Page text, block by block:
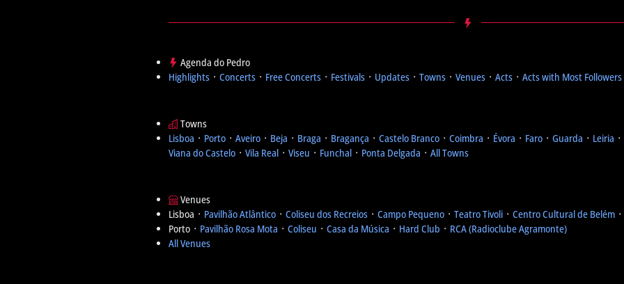
Agenda do Pedro
Highlights ᛫ Concerts ᛫ Free Concerts ᛫ Festivals ᛫ Updates ᛫ Towns ᛫ Venues ᛫ Acts ᛫ Acts with Most Followers
Towns
Lisboa ᛫ Porto ᛫ Aveiro ᛫ Beja ᛫ Braga ᛫ Bragança ᛫ Castelo Branco ᛫ Coimbra ᛫ Évora ᛫ Faro ᛫ Guarda ᛫ Leiria ᛫
Viana do Castelo ᛫ Vila Real ᛫ Viseu ᛫ Funchal ᛫ Ponta Delgada ᛫ All Towns
Venues
Lisboa ᛫ Pavilhão Atlântico ᛫ Coliseu dos Recreios ᛫ Campo Pequeno ᛫ Teatro Tivoli ᛫ Centro Cultural de Belém ᛫
Porto ᛫ Pavilhão Rosa Mota ᛫ Coliseu ᛫ Casa da Música ᛫ Hard Club ᛫ RCA (Radioclube Agramonte)
All Venues